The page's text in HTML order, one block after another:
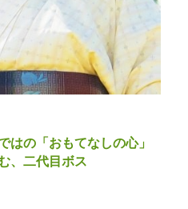
はの「おもてなしの心」
、二代目ボス